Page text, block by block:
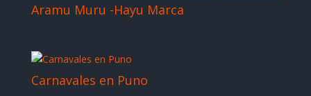
Aramu Muru -Hayu Marca
Carnavales en Puno